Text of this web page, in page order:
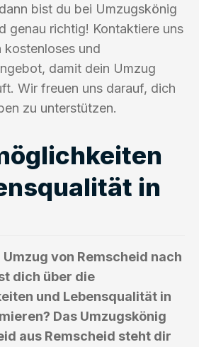
bist du bei Umzugskönig
genau richtig! Kontaktiere uns
kostenloses und
damit dein Umzug
Wir freuen uns darauf, dich
zu unterstützen.
in
von Remscheid nach
dich über die
und Lebensqualität in
Das Umzugskönig
aus Remscheid steht dir